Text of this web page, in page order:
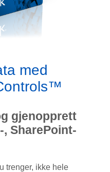
med
gjenopprett
SharePoint-
trenger, ikke hele